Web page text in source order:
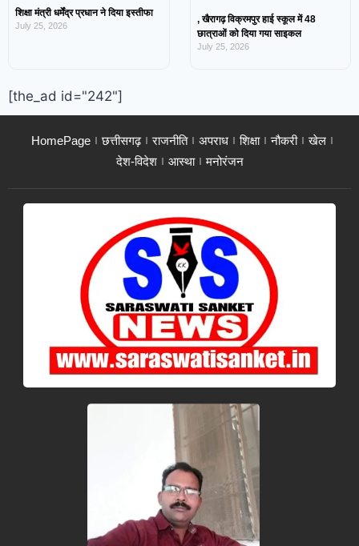
शिक्षा मंत्री धर्मेंद्र प्रधान ने दिया इस्तीफा
July 25, 2026
, खैरागढ़ विक्रमपुर हाई स्कूल में 48
छात्राओं को दिया गया साइकल
July 25, 2026
[the_ad id="242"]
HomePage छत्तीसगढ़ राजनीति अपराध शिक्षा नौकरी
खेल
देश-विदेश
आस्था मनोरंजन